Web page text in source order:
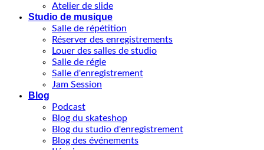
Atelier de slide
Studio de musique
Salle de répétition
Réserver des enregistrements
Louer des salles de studio
Salle de régie
Salle d'enregistrement
Jam Session
Blog
Podcast
Blog du skateshop
Blog du studio d'enregistrement
Blog des événements